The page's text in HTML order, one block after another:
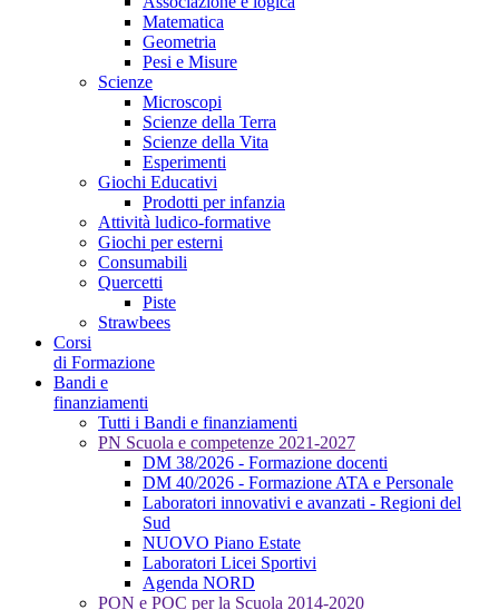
Matematica
Geometria
Pesi e Misure
Scienze
Microscopi
Scienze della Terra
Scienze della Vita
Esperimenti
Giochi Educativi
Prodotti per infanzia
Attività ludico-formative
Giochi per esterni
Consumabili
Quercetti
Piste
Strawbees
Corsi
di Formazione
Bandi e
finanziamenti
Tutti i Bandi e finanziamenti
PN Scuola e competenze 2021-2027
DM 38/2026 - Formazione docenti
DM 40/2026 - Formazione ATA e Personale
Laboratori innovativi e avanzati - Regioni del
Sud
NUOVO Piano Estate
Laboratori Licei Sportivi
Agenda NORD
PON e POC per la Scuola 2014-2020